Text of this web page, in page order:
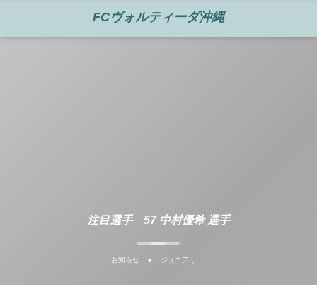
FCヴォルティーダ沖縄
注目選手 57 中村優希 選手
お知らせ ジュニア